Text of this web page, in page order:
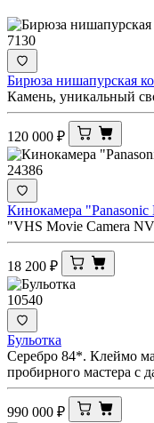
7130
Бирюза нишапурская
Камень, уникальный
120 000 ₽
24386
Кинокамера "Panasonic
"VHS Movie Camera
18 200 ₽
10540
Бульотка
Серебро 84*. Клеймо
пробирного мастера с
990 000 ₽